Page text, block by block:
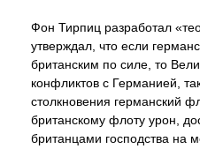
Фон Тирпиц разработал
утверждал, что если
британским по силе, то
конфликтов с Германией,
столкновения германский
британскому флоту урон,
британцами господства на